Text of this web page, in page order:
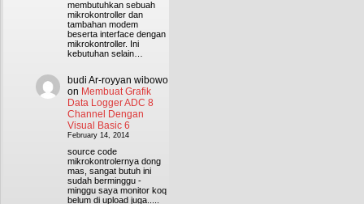
membutuhkan sebuah
mikrokontroller dan
tambahan modem
beserta interface dengan
mikrokontroller. Ini
kebutuhan selain…
budi Ar-royyan wibowo
on Membuat Grafik
Data Logger ADC 8
Channel Dengan
Visual Basic 6
February 14, 2014
source code
mikrokontrolernya dong
mas, sangat butuh ini
sudah berminggu -
minggu saya monitor koq
belum di upload juga.....